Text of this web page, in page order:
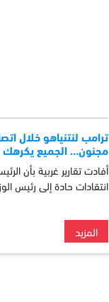
ترامب لنتنياهو خلال
مجنون… الجميع يكرهك
أفادت تقارير غربية بأن
انتقادات حادة إلى رئيس
المزيد